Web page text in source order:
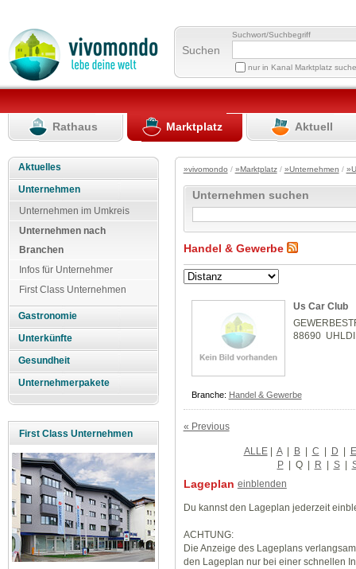
Suchen
Suchwort/Suchbegriff
nur in Kanal Marktplatz
Rathaus Marktplatz Aktuell
Aktuelles
Unternehmen
Unternehmen im Umkreis
Unternehmen nach
Branchen
Infos für Unternehmer
First Class Unternehmen
Gastronomie
Unterkünfte
Gesundheit
Unternehmerpakete
First Class Unternehmen
»vivomondo / »Marktplatz/ »Unternehmen /
Unternehmen suchen
Handel & Gewerbe
Us Car Club
88690
Branche: Handel & Gewerbe
« Previous
ALLE| A | B | C | D | E
P | Q | R | S |
Lageplan einblenden
Du kannst den Lageplan jederzeit
ACHTUNG:
Die Anzeige des Lageplans
den Lageplan nur bei einer schnellen